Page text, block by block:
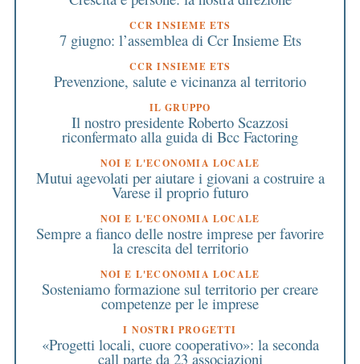
CCR INSIEME ETS
7 giugno: l’assemblea di Ccr Insieme Ets
CCR INSIEME ETS
Prevenzione, salute e vicinanza al territorio
IL GRUPPO
Il nostro presidente Roberto Scazzosi
riconfermato alla guida di Bcc Factoring
NOI E L'ECONOMIA LOCALE
Mutui agevolati per aiutare i giovani a costruire a
Varese il proprio futuro
NOI E L'ECONOMIA LOCALE
Sempre a fianco delle nostre imprese per favorire
la crescita del territorio
NOI E L'ECONOMIA LOCALE
Sosteniamo formazione sul territorio per creare
competenze per le imprese
I NOSTRI PROGETTI
«Progetti locali, cuore cooperativo»: la seconda
call parte da 23 associazioni